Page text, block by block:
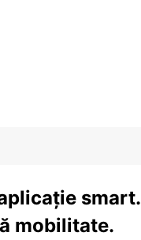
smart.
mobilitate.